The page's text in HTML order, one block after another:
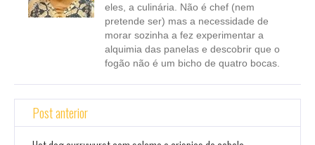
eles, a culinária. Não é chef (nem
pretende ser) mas a necessidade de
morar sozinha a fez experimentar a
alquimia das panelas e descobrir que o
fogão não é um bicho de quatro bocas.
Post anterior